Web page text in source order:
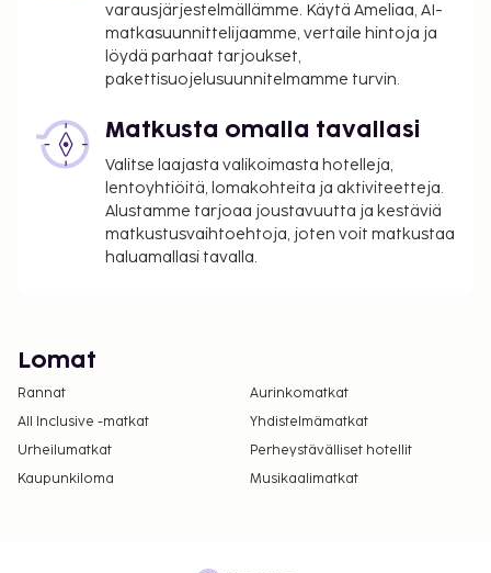
varausjärjestelmällämme. Käytä Ameliaa, AI-
matkasuunnittelijaamme, vertaile hintoja ja
löydä parhaat tarjoukset,
pakettisuojelusuunnitelmamme turvin.
Matkusta omalla tavallasi
Valitse laajasta valikoimasta hotelleja,
lentoyhtiöitä, lomakohteita ja aktiviteetteja.
Alustamme tarjoaa joustavuutta ja kestäviä
matkustusvaihtoehtoja, joten voit matkustaa
haluamallasi tavalla.
Lomat
Rannat
Aurinkomatkat
All Inclusive -matkat
Yhdistelmämatkat
Urheilumatkat
Perheystävälliset hotellit
Kaupunkiloma
Musikaalimatkat